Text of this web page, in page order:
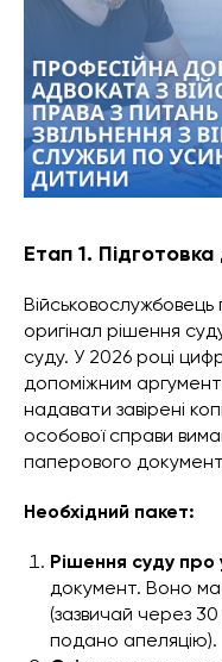
Етап 1. Підготовка
оригінал рішення
суду. У 2026 році
допоміжним
надавати завірені
особової справи
паперового
Необхідний пакет:
Рішення суду про
документ. Воно
(зазвичай через
подано апеляцію).